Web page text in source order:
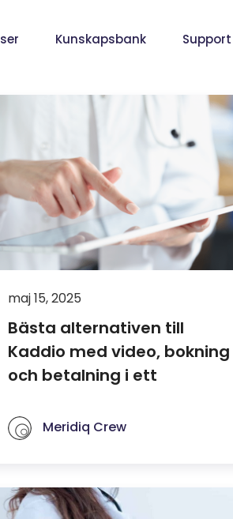
Kunskapsbank Support
maj 15, 2025
Bästa alternativen till
Kaddio med video, bokning
och betalning i ett
Meridiq Crew